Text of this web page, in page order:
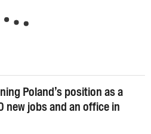
Poland’s position as a
new jobs and an office in